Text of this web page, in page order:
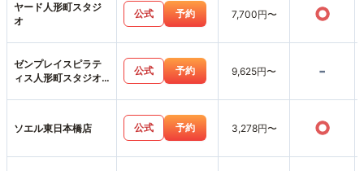
ヤード人形町スタジ
オ
公式 予約 7,700円〜 ○
ゼンプレイスピラテ
ィス人形町スタジオ
公式 予約 9,625円〜 -
ソエル東日本橋店 公式 予約 3,278円〜 ○